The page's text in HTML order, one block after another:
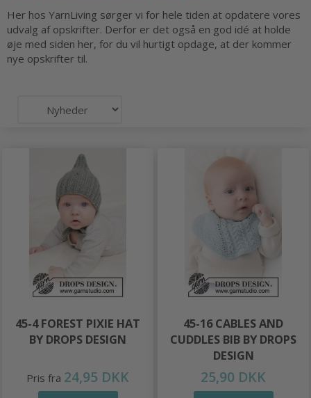
Her hos YarnLiving sørger vi for hele tiden at opdatere vores
udvalg af opskrifter. Derfor er det også en god idé at holde
øje med siden her, for du vil hurtigt opdage, at der kommer
nye opskrifter til.
45-4 FOREST PIXIE HAT
BY DROPS DESIGN
Pris fra 24,95 DKK
45-16 CABLES AND
CUDDLES BIB BY DROPS
DESIGN
25,90 DKK